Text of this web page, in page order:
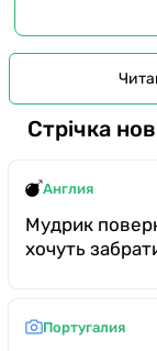
Стрічка
Англия
Мудрик
хочуть
Португалия